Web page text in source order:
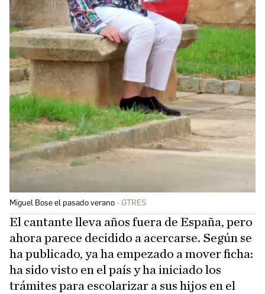
Miguel Bose el pasado verano GTRES
El cantante lleva años fuera de España, pero
ahora parece decidido a acercarse. Según se
ha publicado, ya ha empezado a mover ficha:
ha sido visto en el país y ha iniciado los
trámites para escolarizar a sus hijos en el